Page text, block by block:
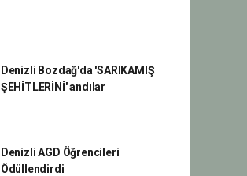
Denizli Bozdağ'da 'SARIKAMIŞ
ŞEHİTLERİNİ' andılar
Denizli AGD Öğrencileri
Ödüllendirdi